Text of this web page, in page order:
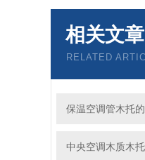
相关文章
RELATED
保温空调管木托
中央空调木质木